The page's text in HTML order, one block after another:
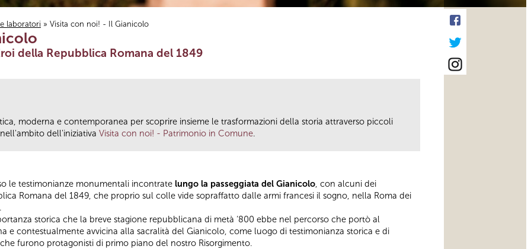
laboratori » Visita con noi! - Il Gianicolo
della Repubblica Romana del 1849
moderna e contemporanea per scoprire insieme le trasformazioni della storia attraverso piccoli
dell'iniziativa Visita con noi! - Patrimonio in Comune.
le testimonianze monumentali incontrate lungo la passeggiata del Gianicolo , con alcuni dei
Romana del 1849, che proprio sul colle vide sopraffatto dalle armi francesi il sogno, nella Roma dei
storica che la breve stagione repubblicana di metà ‘800 ebbe nel percorso che portò al
e contestualmente avvicina alla sacralità del Gianicolo, come luogo di testimonianza storica e di
furono protagonisti di primo piano del nostro Risorgimento.